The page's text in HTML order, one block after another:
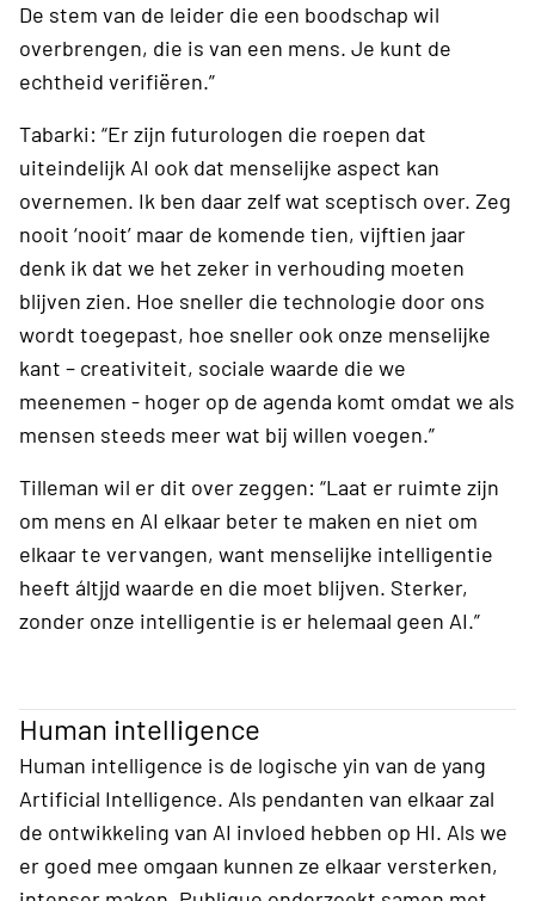
De stem van de leider die een boodschap wil
overbrengen, die is van een mens. Je kunt de
echtheid verifiëren.”
Tabarki: “Er zijn futurologen die roepen dat
uiteindelijk AI ook dat menselijke aspect kan
overnemen. Ik ben daar zelf wat sceptisch over. Zeg
nooit ‘nooit’ maar de komende tien, vijftien jaar
denk ik dat we het zeker in verhouding moeten
blijven zien. Hoe sneller die technologie door ons
wordt toegepast, hoe sneller ook onze menselijke
kant – creativiteit, sociale waarde die we
meenemen - hoger op de agenda komt omdat we als
mensen steeds meer wat bij willen voegen.”
Tilleman wil er dit over zeggen: “Laat er ruimte zijn
om mens en AI elkaar beter te maken en niet om
elkaar te vervangen, want menselijke intelligentie
heeft áltjjd waarde en die moet blijven. Sterker,
zonder onze intelligentie is er helemaal geen AI.”
Human intelligence
Human intelligence is de logische yin van de yang
Artificial Intelligence. Als pendanten van elkaar zal
de ontwikkeling van AI invloed hebben op HI. Als we
er goed mee omgaan kunnen ze elkaar versterken,